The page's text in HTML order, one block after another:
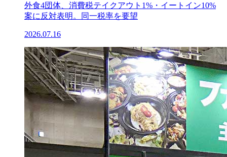
外食4団体、消費税テイクアウト1%・イートイン10%
案に反対表明。同一税率を要望
2026.07.16